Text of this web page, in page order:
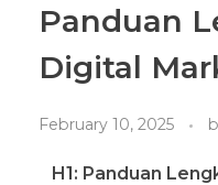
Panduan
Digital
February 10, 2025
H1: Panduan